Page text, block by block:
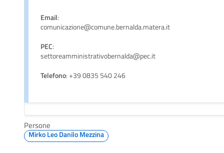
Email:
comunicazione@comune.bernalda.matera.it
PEC:
settoreamministrativobernalda@pec.it
Telefono: +39 0835 540 246
Persone
Mirko Leo Danilo Mezzina